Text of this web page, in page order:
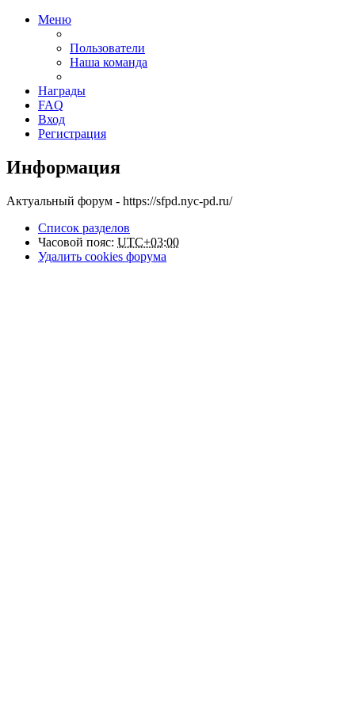
Меню
Пользователи
Наша команда
Награды
FAQ
Вход
Регистрация
Информация
Актуальный форум - https://sfpd.nyc-pd.ru/
Список разделов
Часовой пояс: UTC+03:00
Удалить cookies форума